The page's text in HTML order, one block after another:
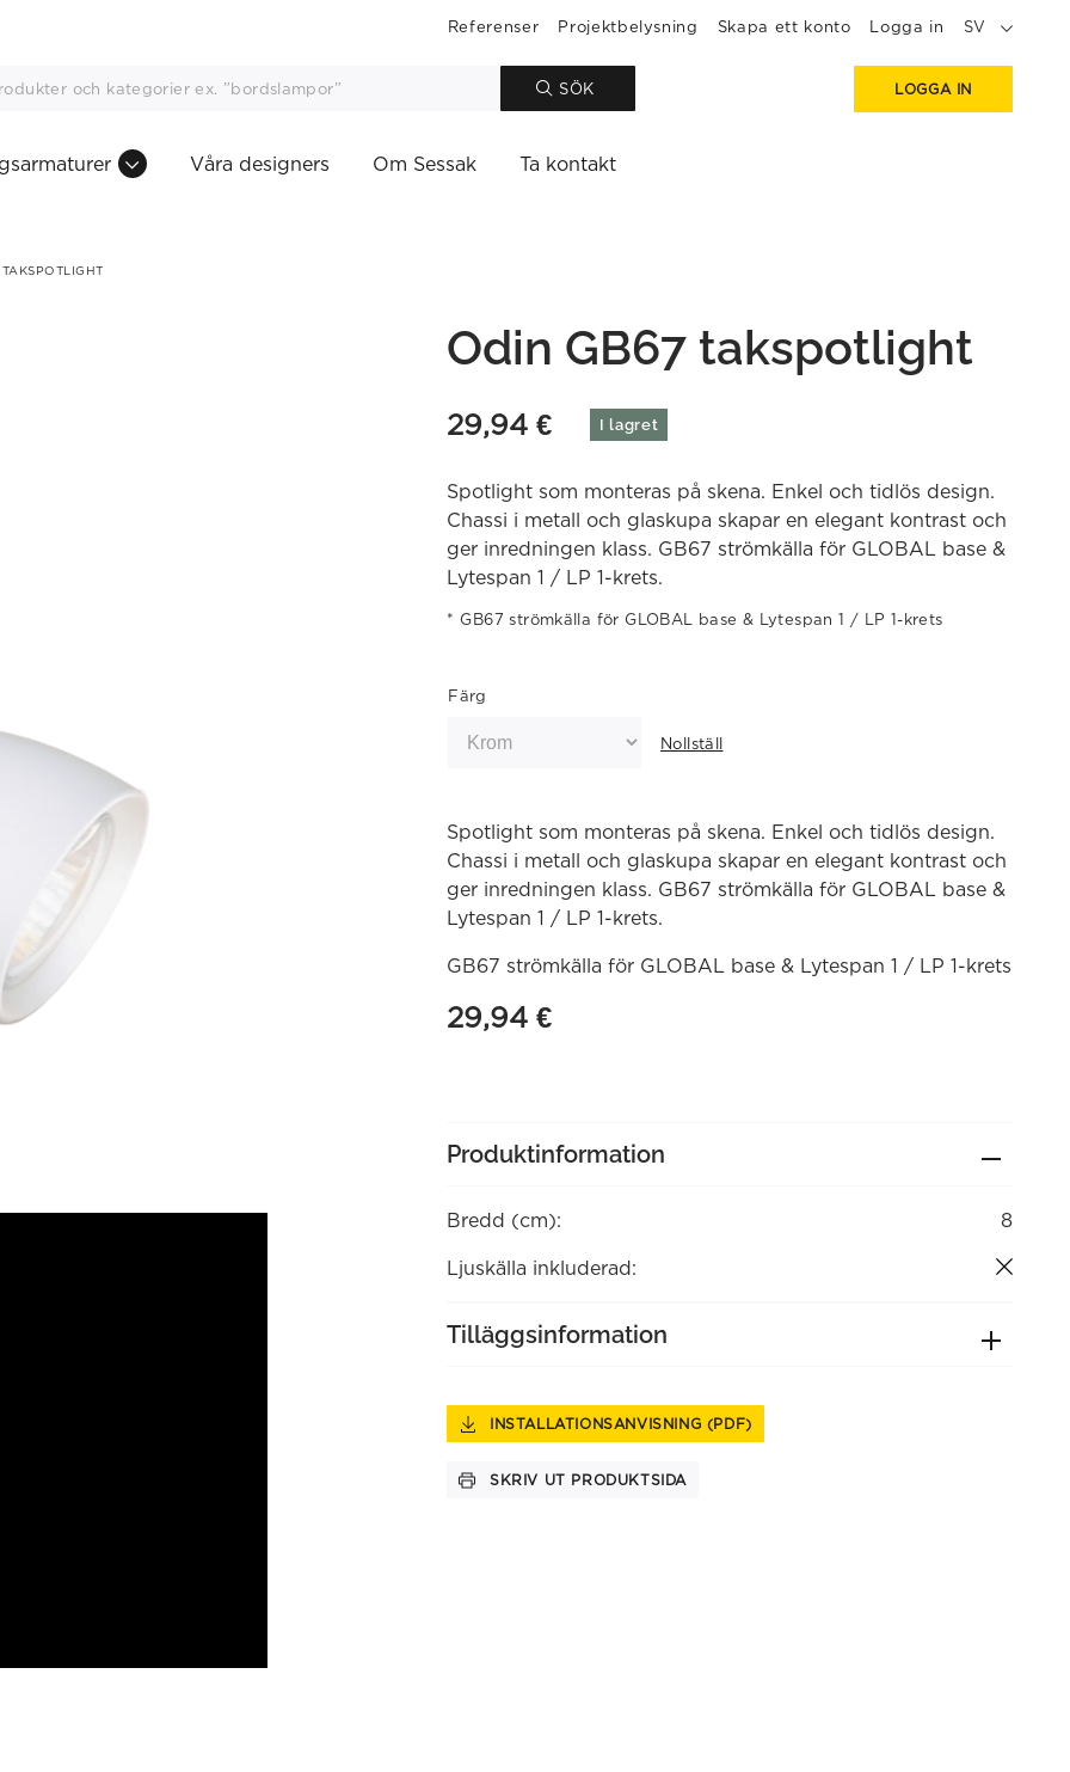
Referenser Projektbelysning Skapa ett konto Logga in SV
SÖK LOGGA IN
Våra designers Om Sessak Ta kontakt
Odin GB67 takspotlight
29,94 € I lagret
Spotlight som monteras på skena. Enkel och tidlös design.
Chassi i metall och glaskupa skapar en elegant kontrast och
ger inredningen klass. GB67 strömkälla för GLOBAL base &
Lytespan 1 / LP 1-krets.
GB67 strömkälla för GLOBAL base & Lytespan 1 / LP 1-krets
Färg
Nollställ
Spotlight som monteras på skena. Enkel och tidlös design.
Chassi i metall och glaskupa skapar en elegant kontrast och
ger inredningen klass. GB67 strömkälla för GLOBAL base &
Lytespan 1 / LP 1-krets.
GB67 strömkälla för GLOBAL base & Lytespan 1 / LP 1-krets
29,94 €
Produktinformation
Bredd (cm): 8
Ljuskälla inkluderad:
Tilläggsinformation
INSTALLATIONSANVISNING (PDF)
SKRIV UT PRODUKTSIDA